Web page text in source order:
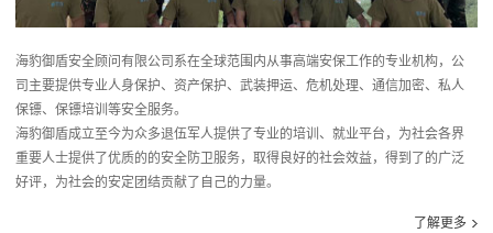
海豹御盾安全顾问有限公司系在全球范围内从事高端安保工作的专业机构，公
司主要提供专业人身保护、资产保护、武装押运、危机处理、通信加密、私人
保镖、保镖培训等安全服务。
海豹御盾成立至今为众多退伍军人提供了专业的培训、就业平台，为社会各界
重要人士提供了优质的的安全防卫服务，取得良好的社会效益，得到了的广泛
好评，为社会的安定团结贡献了自己的力量。
了解更多